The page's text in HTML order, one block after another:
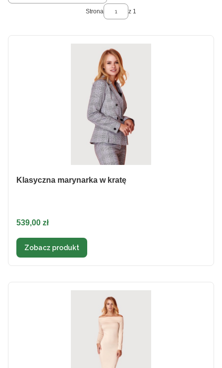
Strona z 1
Klasyczna marynarka w kratę
Cena
539,00 zł
Zobacz produkt